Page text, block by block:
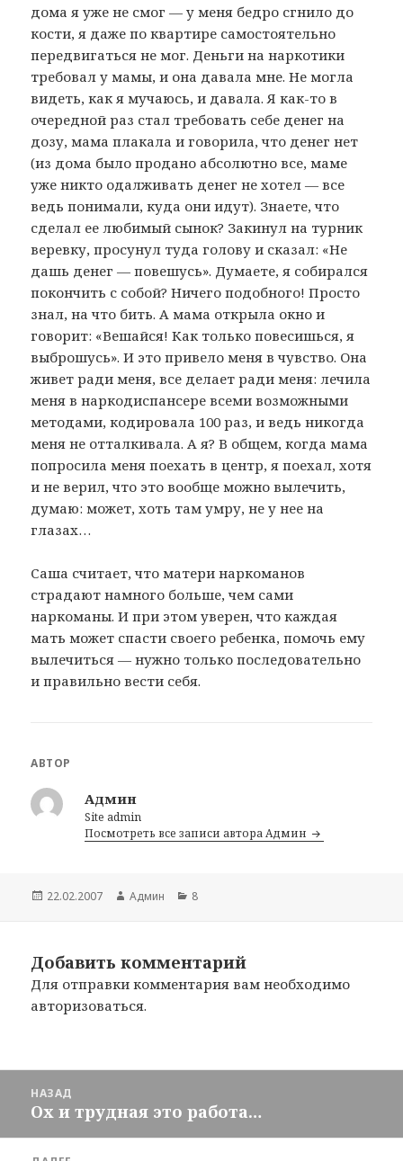
дома я уже не смог — у меня бедро сгнило до
кости, я даже по квартире самостоятельно
передвигаться не мог. Деньги на наркотики
требовал у мамы, и она давала мне. Не могла
видеть, как я мучаюсь, и давала. Я как-то в
очередной раз стал требовать себе денег на
дозу, мама плакала и говорила, что денег нет
(из дома было продано абсолютно все, маме
уже никто одалживать денег не хотел — все
ведь понимали, куда они идут). Знаете, что
сделал ее любимый сынок? Закинул на турник
веревку, просунул туда голову и сказал: «Не
дашь денег — повешусь». Думаете, я собирался
покончить с собой? Ничего подобного! Просто
знал, на что бить. А мама открыла окно и
говорит: «Вешайся! Как только повесишься, я
выброшусь». И это привело меня в чувство. Она
живет ради меня, все делает ради меня: лечила
меня в наркодиспансере всеми возможными
методами, кодировала 100 раз, и ведь никогда
меня не отталкивала. А я? В общем, когда мама
попросила меня поехать в центр, я поехал, хотя
и не верил, что это вообще можно вылечить,
думаю: может, хоть там умру, не у нее на
глазах…
Саша считает, что матери наркоманов
страдают намного больше, чем сами
наркоманы. И при этом уверен, что каждая
мать может спасти своего ребенка, помочь ему
вылечиться — нужно только последовательно
и правильно вести себя.
АВТОР
Админ
Site admin
Посмотреть все записи автора Админ
Опубликовано
22.02.2007 Автор
Админ Рубрики
8
Добавить комментарий
Для отправки комментария вам необходимо
авторизоваться.
записям
НАЗАД
Предыдущая
запись:
Ох и трудная это работа…